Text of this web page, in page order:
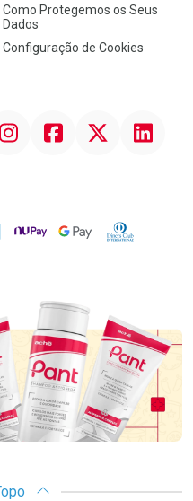
Como Protegemos os Seus
Dados
Configuração de Cookies
Facebook Linkedin
NuPay Google PayDiners Club